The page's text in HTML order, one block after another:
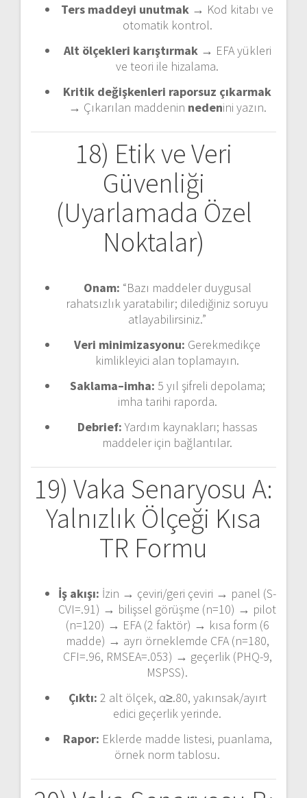
Ters maddeyi unutmak → Kod kitabı ve
otomatik kontrol.
Alt ölçekleri karıştırmak → EFA yükleri
ve teori ile hizalama.
Kritik değişkenleri raporsuz çıkarmak
→ Çıkarılan maddenin nedenini yazın.
18) Etik ve Veri
Güvenliği
(Uyarlamada Özel
Noktalar)
Onam: “Bazı maddeler duygusal
rahatsızlık yaratabilir; dilediğiniz soruyu
atlayabilirsiniz.”
Veri minimizasyonu: Gerekmedikçe
kimlikleyici alan toplamayın.
Saklama–imha: 5 yıl şifreli depolama;
imha tarihi raporda.
Debrief:Yardım kaynakları; hassas
maddeler için bağlantılar.
19) Vaka Senaryosu A:
Yalnızlık Ölçeği Kısa
TR Formu
İş akışı: İzin → çeviri/geri çeviri → panel (S-
CVI=.91) → bilişsel görüşme (n=10) → pilot
(n=120) → EFA (2 faktör) → kısa form (6
madde) → ayrı örneklemde CFA (n=180,
CFI=.96, RMSEA=.053) → geçerlik (PHQ-9,
MSPSS).
Çıktı: 2 alt ölçek, α≥.80, yakınsak/ayırt
edici geçerlik yerinde.
Rapor: Eklerde madde listesi, puanlama,
örnek norm tablosu.